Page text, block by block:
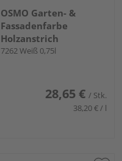
OSMO Garten- &
Fassadenfarbe
Holzanstrich
7262 Weiß 0,75l
28,65 € / Stk.
38,20 € / l